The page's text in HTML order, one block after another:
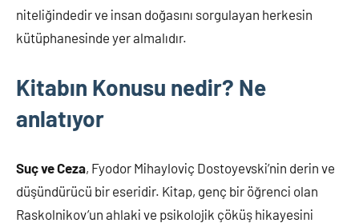
niteliğindedir ve insan doğasını sorgulayan herkesin
kütüphanesinde yer almalıdır.
Kitabın Konusu nedir? Ne
anlatıyor
Suç ve Ceza, Fyodor Mihayloviç Dostoyevski’nin derin ve
düşündürücü bir eseridir. Kitap, genç bir öğrenci olan
Raskolnikov’un ahlaki ve psikolojik çöküş hikayesini